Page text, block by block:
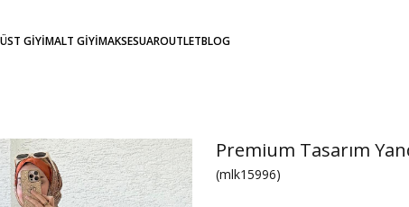
ÜST GİYİMALT GİYİMAKSESUAROUTLETBLOG
Premium Tasarım
(mlk15996)